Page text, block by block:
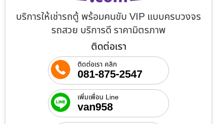
บริการให้เช่ารถตู้ พร้อมคนขับ VIP แบบครบวงจร
รถสวย บริการดี ราคามิตรภาพ
ติดต่อเรา
ติดต่อเรา คลิก
081-875-2547
เพิ่มเพื่อน Line
van958